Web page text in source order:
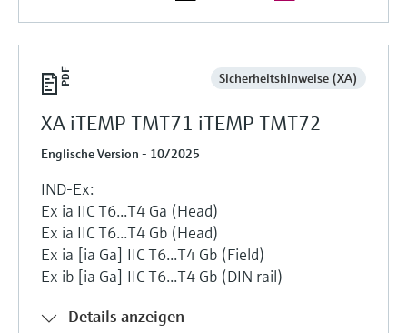
Sicherheitshinweise (XA)
XA iTEMP TMT71 iTEMP TMT72
Englische Version - 10/2025
IND-Ex:
Ex ia IIC T6...T4 Ga (Head)
Ex ia IIC T6...T4 Gb (Head)
Ex ia [ia Ga] IIC T6...T4 Gb (Field)
Ex ib [ia Ga] IIC T6...T4 Gb (DIN rail)
Details anzeigen